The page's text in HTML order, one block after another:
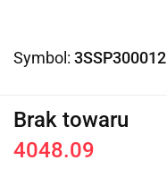
Symbol: 3SSP300012
Brak towaru
4048.09